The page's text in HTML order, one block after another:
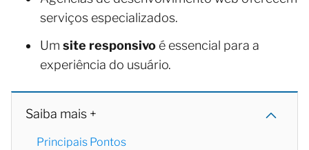
serviços especializados.
Um site responsivo é essencial para a
experiência do usuário.
Saiba mais +
Principais Pontos